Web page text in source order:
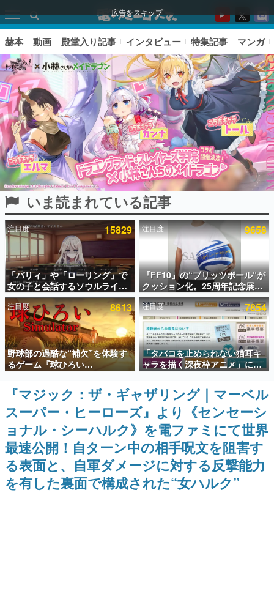
広告をスキップ
ピックアップ
電ファミのいま読まれている記事ランキング
アプリセール情報
インタビュー
連載・特集一覧
殿堂入り記事
SNS拡散数が数千以上！ ページビュー数万以上！ などな
ど。多くの人々に読まれた、電ファミ渾身の“殿堂入り”記
事をまとめました。
ゲームの企画書
名作ゲームクリエイターの方々に製作時のエピソードをお
聞きし、ヒットする企画（ゲーム）とは何か？を探ってい
きます。
赫本
この物語を解いてはいけない。『赫本』は、〈試験問題〉
の形をした短編ホラー小説集です。
新世代に訊く
赫本 動画 殿堂入り記事 インタビュー 特集記事 マンガ
いま読まれている記事
注目度 15829
「パリィ」や「ローリング」で
女の子と会話するソウルライク
恋愛ゲーム『小早川さんはソウ
ルライク』無料公開。返事に失
敗すると「YOU DIED」
注目度 9658
『FF10』の“ブリッツボール”が
クッション化。25周年記念展
「FINAL FANTASY X
MUSEUM-幻光の記憶-」のグッ
ズ情報が一部公開
注目度 8613
野球部の過酷な“補欠”を体験す
るゲーム『球ひろい
Simulator』が「1件」のウィッ
シュリストをもとにチェコ語に
対応しSNSで話題に。『キング
ダム・カム』開発元やチェコの
プロ野球選手から称賛の声
注目度 7854
「タバコを止められない猫耳キ
ャラを描く深夜枠アニメ」に視
聴者の一部から批判意見。違法
薬物の使用と思しき描写も含め
て、BPOが議論を交わす
『マジック：ザ・ギャザリング｜マーベル
スーパー・ヒーローズ』より《センセーシ
ョナル・シーハルク》を電ファミにて世界
最速公開！自ターン中の相手呪文を阻害す
る表面と、自軍ダメージに対する反撃能力
を有した裏面で構成された“女ハルク”